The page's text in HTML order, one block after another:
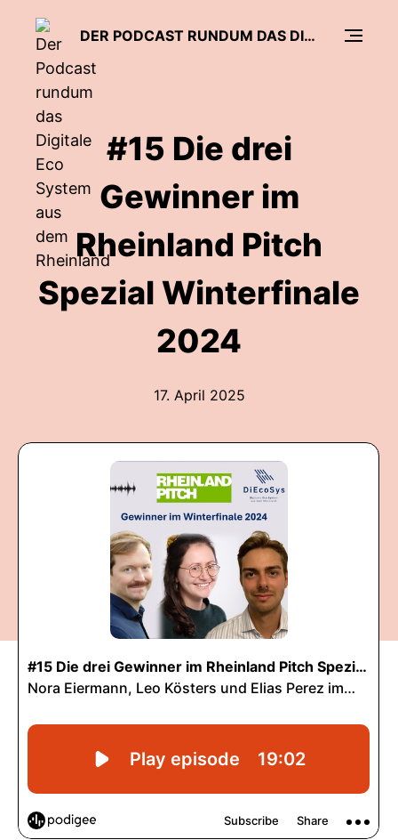
DER PODCAST RUNDUM DAS DIGITALE ECO SYSTEM AUS DEM RHEINLAND
#15 Die drei
Gewinner im
Rheinland Pitch
Spezial Winterfinale
2024
17. April 2025